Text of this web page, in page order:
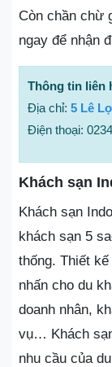
Còn chần chừ
ngay để nhận
Thông tin liên
Địa chỉ: 5 Lê
Điện thoại:
Khách sạn
Khách sạn
khách sạn 5
thống. Thiết
nhấn cho du
doanh nhân,
vụ… Khách
nhu cầu của